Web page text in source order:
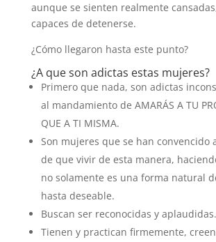
aunque se sienten realmente
capaces de detenerse.
¿Cómo llegaron hasta este punto?
¿A que son adictas estas mujeres?
Primero que nada, son adictas
al mandamiento de AMARÁS A TU
QUE A TI MISMA.
Son mujeres que se han convencido
de que vivir de esta manera,
no solamente es una forma natural
hasta deseable.
Buscan ser reconocidas y aplaudidas.
Tienen y practican firmemente,